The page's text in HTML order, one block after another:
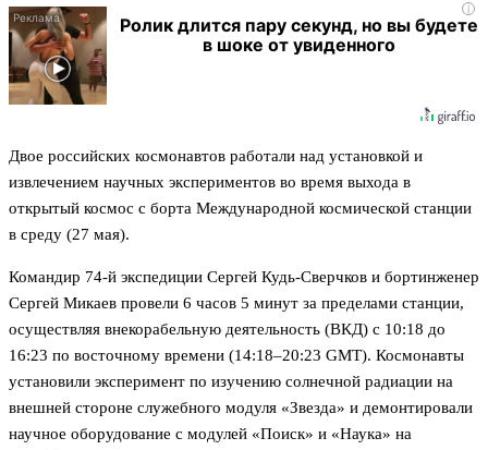
i
Ролик длится пару секунд, но вы будете
в шоке от увиденного
Двое российских космонавтов работали над установкой и
извлечением научных экспериментов во время выхода в
открытый космос с борта Международной космической станции
в среду (27 мая).
Командир 74-й экспедиции Сергей Кудь-Сверчков и бортинженер
Сергей Микаев провели 6 часов 5 минут за пределами станции,
осуществляя внекорабельную деятельность (ВКД) с 10:18 до
16:23 по восточному времени (14:18–20:23 GMT). Космонавты
установили эксперимент по изучению солнечной радиации на
внешней стороне служебного модуля «Звезда» и демонтировали
научное оборудование с модулей «Поиск» и «Наука» на